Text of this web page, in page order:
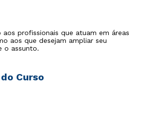
aos profissionais que atuam em áreas
aos que desejam ampliar seu
o assunto.
Curso